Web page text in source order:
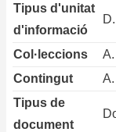
Tipus d'unitat
d'informació
Col·leccions
Contingut
A.
Tipus de
document